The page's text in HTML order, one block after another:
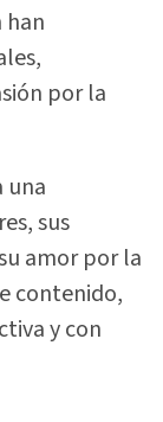
han
por la
una
sus
amor por la
contenido,
y con